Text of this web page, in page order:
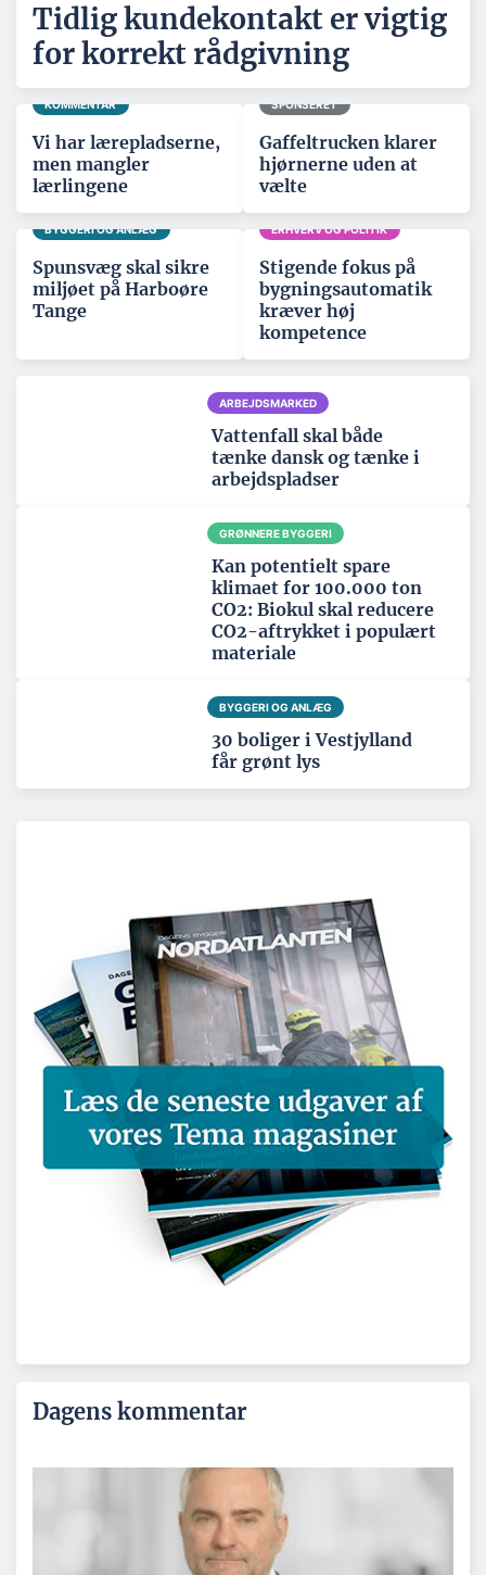
Tidlig kundekontakt er vigtig
for korrekt rådgivning
KOMMENTAR
Vi har lærepladserne,
men mangler
lærlingene
SPONSERET
Gaffeltrucken klarer
hjørnerne uden at
vælte
BYGGERI OG ANLÆG
Spunsvæg skal sikre
miljøet på Harboøre
Tange
ERHVERV OG POLITIK
Stigende fokus på
bygningsautomatik
kræver høj
kompetence
ARBEJDSMARKED
Vattenfall skal både
tænke dansk og tænke i
arbejdspladser
GRØNNERE BYGGERI
Kan potentielt spare
klimaet for 100.000 ton
CO2: Biokul skal reducere
CO2-aftrykket i populært
materiale
BYGGERI OG ANLÆG
30 boliger i Vestjylland
får grønt lys
Dagens kommentar